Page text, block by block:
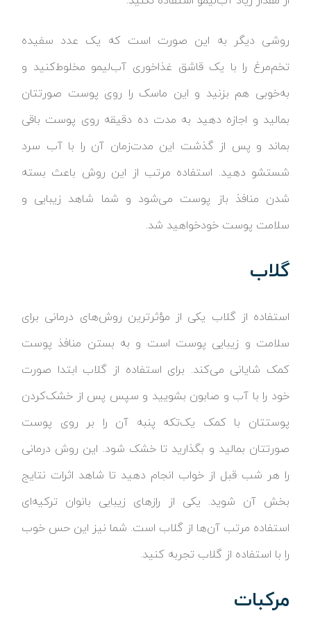
روشی دیگر به این صورت است که یک عدد سفیده
تخم‌مرغ را با یک قاشق غذاخوری آب‌لیمو مخلوط‌کنید و
به‌خوبی هم بزنید و این ماسک را روی پوست صورتتان
بمالید و اجازه دهید به مدت ده دقیقه روی پوست باقی
بماند و پس از گذشت این مدت‌زمان آن را با آب سرد
شستشو دهید. استفاده مرتب از این روش باعث بسته
شدن منافذ باز پوست می‌شود و شما شاهد زیبایی و
سلامت پوست خودخواهید شد.
گلاب
استفاده از گلاب یکی از مؤثرترین روش‌های درمانی برای
سلامت و زیبایی پوست است و به بستن منافذ پوست
کمک شایانی می‌کند. برای استفاده از گلاب ابتدا صورت
خود را با آب و صابون بشویید و سپس پس از خشک‌کردن
پوستتان با کمک یک‌تکه پنبه آن را بر روی پوست
صورتتان بمالید و بگذارید تا خشک شود. این روش درمانی
را هر شب قبل از خواب انجام دهید تا شاهد اثرات نتایج
بخش آن شوید. یکی از رازهای زیبایی بانوان ترکیه‌ای
استفاده مرتب آن‌ها از گلاب است. شما نیز این حس خوب
را با استفاده از گلاب تجربه کنید.
مرکبات